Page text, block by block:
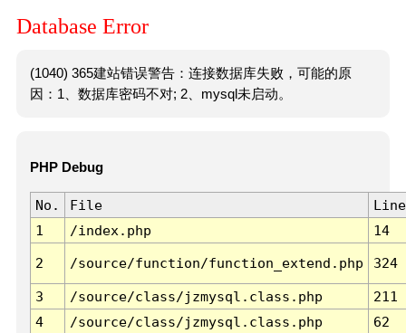
Database Error
(1040) 365建站错误警告：连接数据库失败，可能的原
因：1、数据库密码不对; 2、mysql未启动。
PHP Debug
No. File
Line
1
/index.php 14
2 /source/function/function_extend.php 324
3 /source/class/jzmysql.class.php
211
4
/source/class/jzmysql.class.php
62